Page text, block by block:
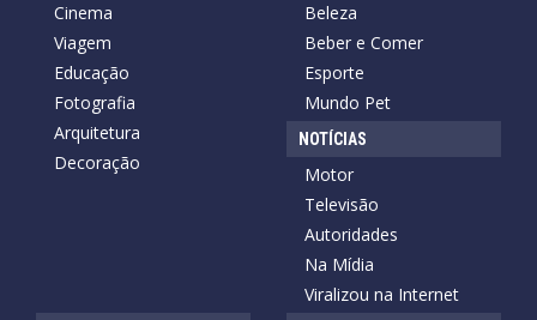
Cinema
Viagem
Educação
Fotografia
Arquitetura
Decoração
Beleza
Beber e Comer
Esporte
Mundo Pet
NOTÍCIAS
Motor
Televisão
Autoridades
Na Mídia
Viralizou na Internet